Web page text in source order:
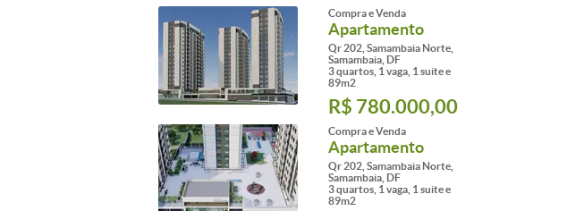
Compra e Venda
Apartamento
Qr 202, Samambaia Norte,
Samambaia, DF
3 quartos, 1 vaga, 1 suite e
89m2
R$ 780.000,00
Compra e Venda
Apartamento
Qr 202, Samambaia Norte,
Samambaia, DF
3 quartos, 1 vaga, 1 suite e
89m2